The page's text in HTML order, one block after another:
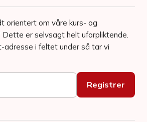
orientert om våre kurs- og
Dette er selvsagt helt uforpliktende.
adresse i feltet under så tar vi